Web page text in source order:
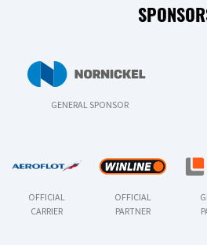
GENERAL SPONSOR
OFFICIAL
CARRIER
OFFICIAL
PARTNER